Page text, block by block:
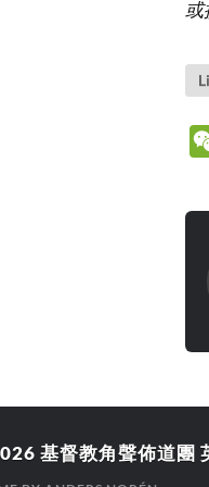
或
基督教角聲佈道團